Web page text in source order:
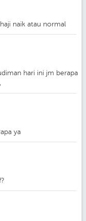
naik atau normal
hari ini jm berapa
ya